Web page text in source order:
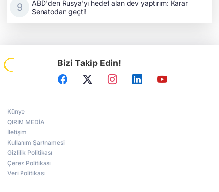
ABD'den Rusya'yı hedef alan dev yaptırım: Karar
Senatodan geçti!
Bizi Takip Edin!
Künye
QIRIM MEDİA
İletişim
Kullanım Şartnamesi
Gizlilik Politikası
Çerez Politikası
Veri Politikası